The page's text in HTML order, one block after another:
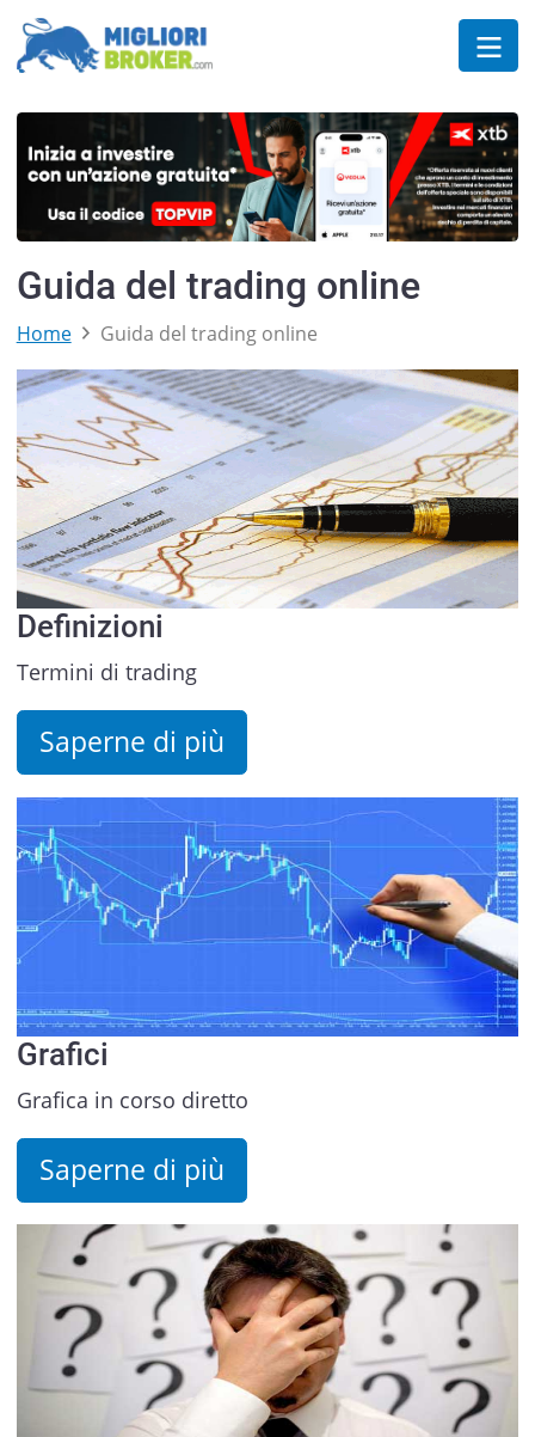
Guida del trading online
Home Guida del trading online
Definizioni
Termini di trading
Saperne di più
Grafici
Grafica in corso diretto
Saperne di più